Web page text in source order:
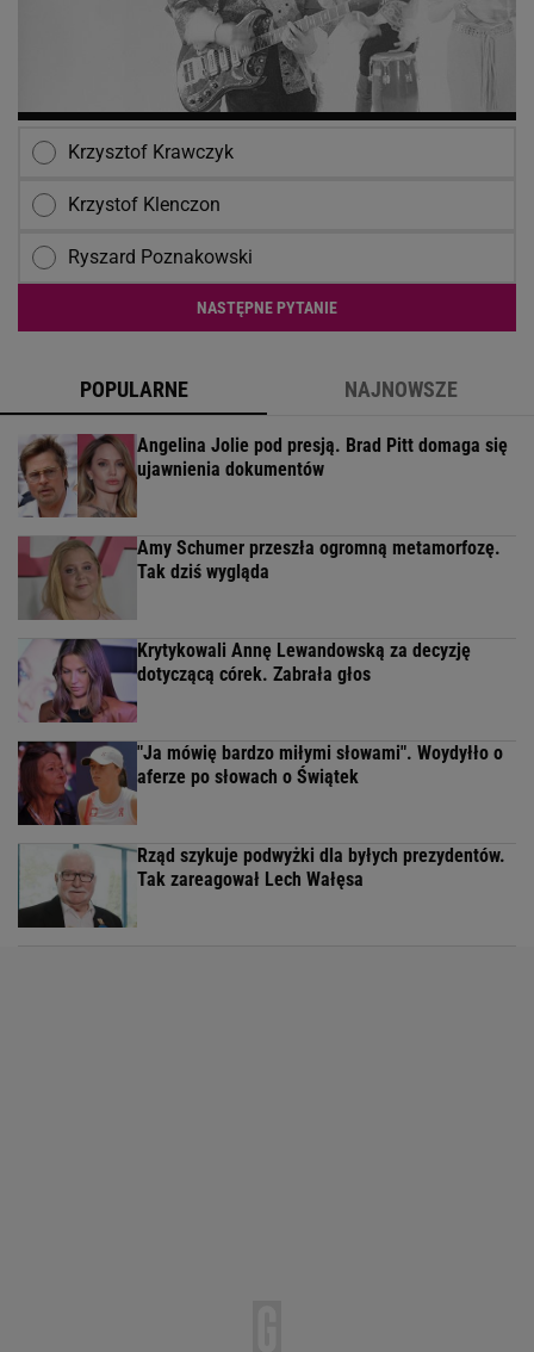
Krzysztof Krawczyk
Krzystof Klenczon
Ryszard Poznakowski
NASTĘPNE PYTANIE
POPULARNE NAJNOWSZE
Angelina Jolie pod presją. Brad Pitt domaga się
ujawnienia dokumentów
Amy Schumer przeszła ogromną metamorfozę.
Tak dziś wygląda
Krytykowali Annę Lewandowską za decyzję
dotyczącą córek. Zabrała głos
"Ja mówię bardzo miłymi słowami". Woydyłło o
aferze po słowach o Świątek
Rząd szykuje podwyżki dla byłych prezydentów.
Tak zareagował Lech Wałęsa